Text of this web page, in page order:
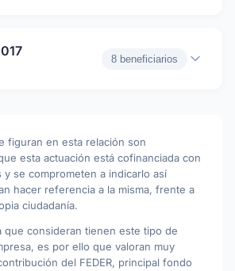
8 beneficiarios
figuran en esta relación son
esta actuación está cofinanciada con
y se comprometen a indicarlo así
hacer referencia a la misma, frente a
ciudadanía.
que consideran tienen este tipo de
es por ello que valoran muy
del FEDER, principal fondo